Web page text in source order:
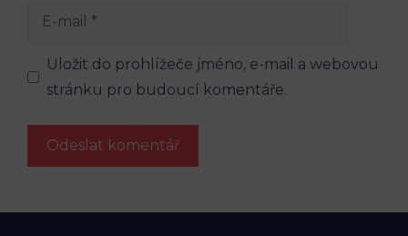
Uložit do prohlížeče jméno, e-mail a webovou
stránku pro budoucí komentáře.